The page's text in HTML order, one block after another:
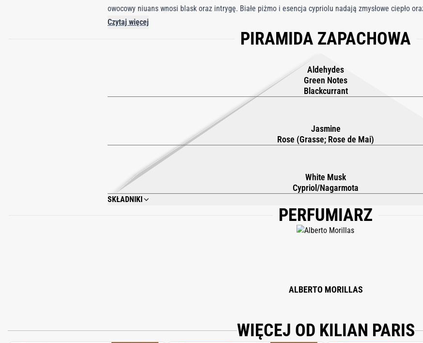
owocowy niuans wnosi blask oraz intrygę. Białe piżmo i esencja cypriolu nadają zmysłowe ciepło
wyrafinowany zapach, który porusza się między kruchością a siłą, elegancją a niebezpieczeństwem.
Czytaj więcej
PIRAMIDA ZAPACHOWA
Aldehydes
Green Notes
Blackcurrant
Jasmine
Rose (Grasse; Rose de Mai)
White Musk
Cypriol/Nagarmota
SKŁADNIKI
ALCOHOL DENAT., FRAGRANCE (PARFUM), WATER\AQUA\EAU, ALPHA-ISOMETHYL IONONE, CITRONELLOL,
ALCOHOL, BENZYL ALCOHOL, LIMONENE, HYDROXYCITRONELLAL, BENZYL BENZOATE, CITRAL, EUGENOL, BENZYL
PERFUMIARZ
ALBERTO MORILLAS
WIĘCEJ OD KILIAN PARIS